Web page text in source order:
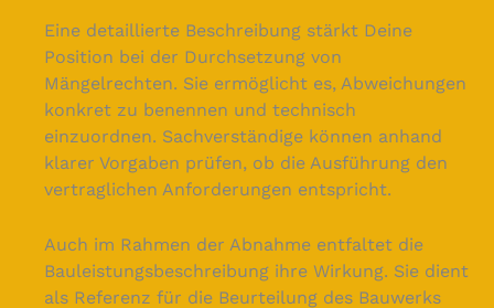
Eine detaillierte Beschreibung stärkt Deine
Position bei der Durchsetzung von
Mängelrechten. Sie ermöglicht es, Abweichungen
konkret zu benennen und technisch
einzuordnen. Sachverständige können anhand
klarer Vorgaben prüfen, ob die Ausführung den
vertraglichen Anforderungen entspricht.
Auch im Rahmen der Abnahme entfaltet die
Bauleistungsbeschreibung ihre Wirkung. Sie dient
als Referenz für die Beurteilung des Bauwerks